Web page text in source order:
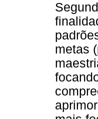
metas